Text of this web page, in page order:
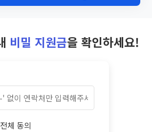
비밀 지원금을 확인하세요!
전체 동의